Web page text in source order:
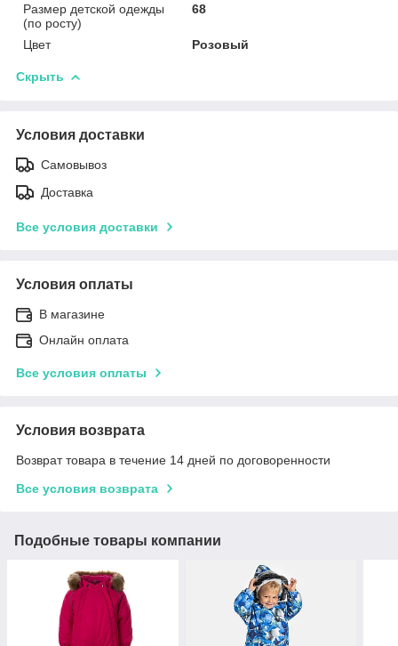
Размер детской одежды
(по росту)
68
Цвет Розовый
Скрыть
Условия доставки
Самовывоз
Доставка
Все условия доставки
Условия оплаты
В магазине
Онлайн оплата
Все условия оплаты
Условия возврата
Возврат товара в течение 14 дней по договоренности
Все условия возврата
Подобные товары компании